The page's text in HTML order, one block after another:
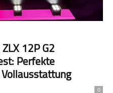
12P G2
Perfekte
0